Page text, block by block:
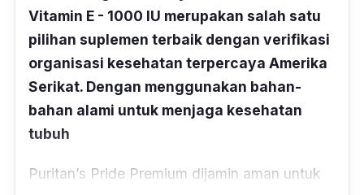
Vitamin E - 1000 IU merupakan salah satu
pilihan suplemen terbaik dengan verifikasi
organisasi kesehatan terpercaya Amerika
Serikat. Dengan menggunakan bahan-
bahan alami untuk menjaga kesehatan
tubuh
Puritan’s Pride Premium dijamin aman untuk